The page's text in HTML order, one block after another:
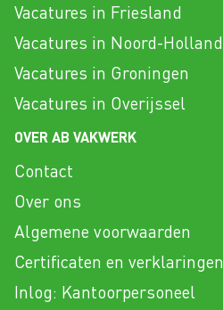
Vacatures in Friesland
Vacatures in Noord-Holland
Vacatures in Groningen
Vacatures in Overijssel
OVER AB VAKWERK
Contact
Over ons
Algemene voorwaarden
Certificaten en verklaringen
Inlog: Kantoorpersoneel